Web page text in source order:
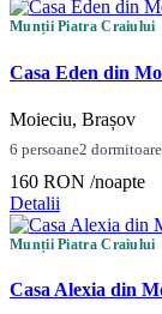
Munții Piatra Craiului
Casa Eden din
Moieciu, Brașov
6 persoane2 dormitoare
160 RON /noapte
Detalii
Munții Piatra Craiului
Casa Alexia din